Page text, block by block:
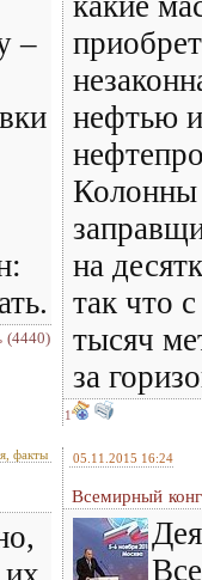
–
(4440)
нефтью и
на
так что
тысяч
за
1
факты 05.11.2015 16:24
Всемирный